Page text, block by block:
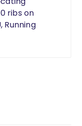
ribs on
Running